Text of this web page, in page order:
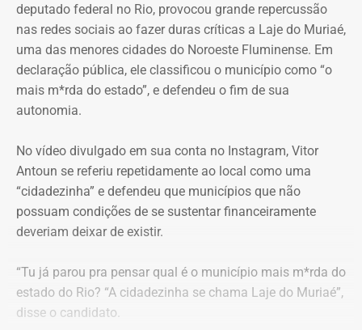
Moraes, porém, afastou a alegação de que teria havido
violação da cadeia de custódia das provas. Segundo o
ministro, não existem “quaisquer indícios ou evidências
concretas” que sustentem essa possibilidade. Ele
também descartou a hipótese de que o sigilo das
comunicações profissionais de Alessandro Carracena, na
Além de rejeitar o recurso da defesa de Carracena, o
ministro do STF votou por negar pedidos de outros
investigados na Operação Anomalia. O ministro defendeu
que se mantenham as prisões do policial militar Flávio
Gonçalves, ex-assessor parlamentar, continue detido em
uma penitenciária federal.
deputado federal no Rio, provocou grande repercussão
nas redes sociais ao fazer duras críticas a Laje do Muriaé,
uma das menores cidades do Noroeste Fluminense. Em
declaração pública, ele classificou o município como “o
mais m*rda do estado”, e defendeu o fim de sua
autonomia.
No vídeo divulgado em sua conta no Instagram, Vitor
Antoun se referiu repetidamente ao local como uma
“cidadezinha” e defendeu que municípios que não
possuam condições de se sustentar financeiramente
deveriam deixar de existir.
“Tu já parou pra pensar qual é o município mais m*rda do
estado do Rio? “A cidadezinha se chama Laje do Muriaé”,
disse o candidato.